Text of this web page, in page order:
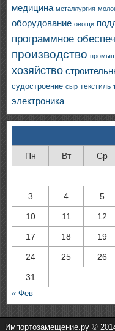
медицина металлургия
оборудование овощи
программное
производство
хозяйство
судостроение сыр текстиль
электроника
Пн Вт Ср
3 4 5
10 11 12
17 18 19
24 25 26
31
« Фев
Импортозамещение.ру ©